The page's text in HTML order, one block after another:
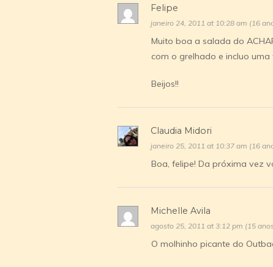
Felipe
janeiro 24, 2011 at 10:28 am (16
Muito boa a salada do
com o grelhado e incluo
Beijos!!
Claudia Midori
janeiro 25, 2011 at 10:37 am (16
Boa, felipe! Da próxima vez
Michelle Avila
agosto 25, 2011 at 3:12 pm (15
O molhinho picante do